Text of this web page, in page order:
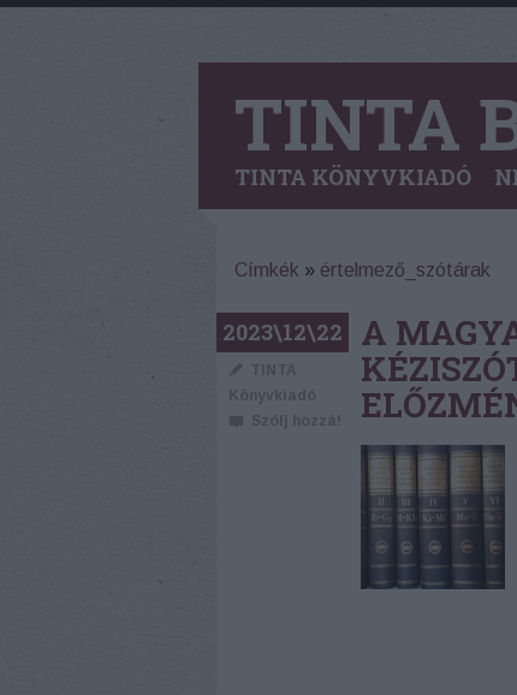
TINTA
TINTA KÖNYVKIADÓ
Címkék » értelmező_szótárak
2023\12\22
TINTA
Könyvkiadó
Szólj hozzá!
A